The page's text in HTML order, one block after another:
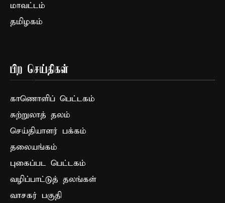
மாவட்டம்
தமிழகம்
பிற செய்திகள்
காணொளிப் பெட்டகம்
சுற்றுலாத் தலம்
செய்தியாளர் பக்கம்
தலையங்கம்
புகைப்பட பெட்டகம்
வழிப்பாட்டுத் தலங்கள்
வாசகர் பகுதி